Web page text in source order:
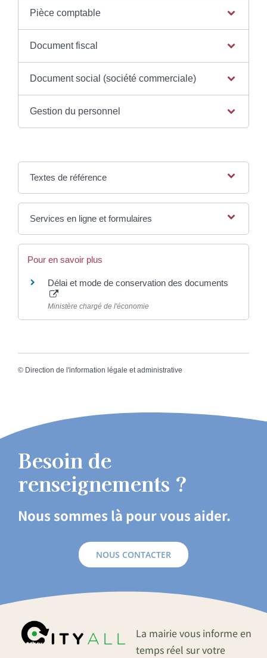
Pièce comptable
Document fiscal
Document social (société commerciale)
Gestion du personnel
Textes de référence
Services en ligne et formulaires
Pour en savoir plus
Délai et mode de conservation des documents
Ministère chargé de l'économie
© Direction de l'information légale et administrative
Besoin de
renseignements ?
Nous sommes là pour vous aider.
NOUS CONTACTER
La mairie vous informe en
temps réel sur votre